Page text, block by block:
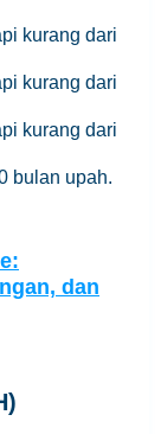
kurang dari
kurang dari
kurang dari
bulan upah.
dan